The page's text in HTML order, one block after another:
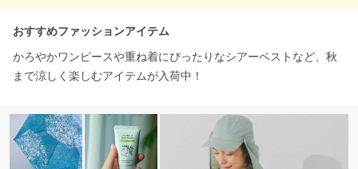
おすすめファッションアイテム
かろやかワンピースや重ね着にぴったりなシアーベストなど、秋
まで涼しく楽しむアイテムが入荷中！